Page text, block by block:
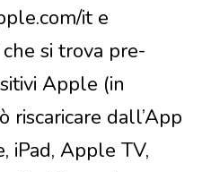
it e
si trova pre-
Apple (in
riscaricare dall’App
iPad, Apple TV,